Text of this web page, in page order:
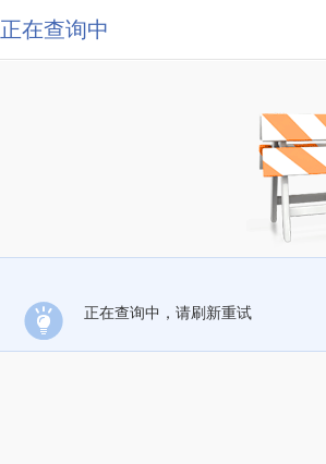
正在查询中
正在查询中，请刷新重试